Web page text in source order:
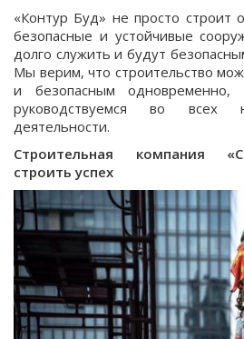
«Контур Буд» не просто строит
безопасные и устойчивые
долго служить и будут
Мы верим, что строительство
и безопасным
руководствуемся во всех
деятельности.
Строительная компания
строить успех